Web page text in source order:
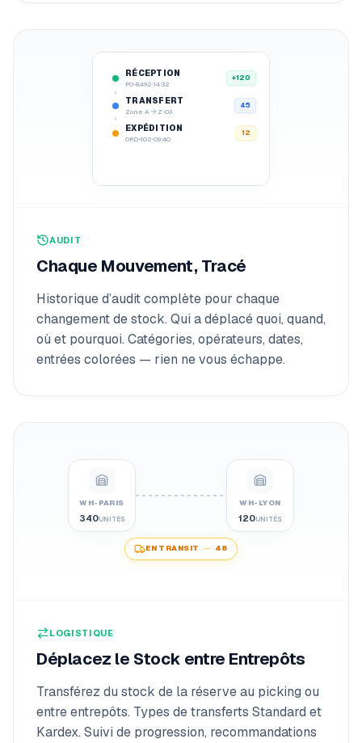
INV-209 À l’instant
RÉCEPTION
PO-8492 14:32
+120
TRANSFERT
Zone A Z-03
45
EXPÉDITION
ORD-102 09:40
12
AUDIT
Chaque Mouvement, Tracé
Historique d’audit complète pour chaque
changement de stock. Qui a déplacé quoi, quand,
où et pourquoi. Catégories, opérateurs, dates,
entrées colorées — rien ne vous échappe.
WH-PARIS
340UNITÉS
WH-LYON
120UNITÉS
EN TRANSIT — 48
LOGISTIQUE
Déplacez le Stock entre Entrepôts
Transférez du stock de la réserve au picking ou
entre entrepôts. Types de transferts Standard et
Kardex. Suivi de progression, recommandations